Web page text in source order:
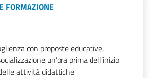
FORMAZIONE
con proposte educative,
un’ora prima dell’inizio
attività didattiche